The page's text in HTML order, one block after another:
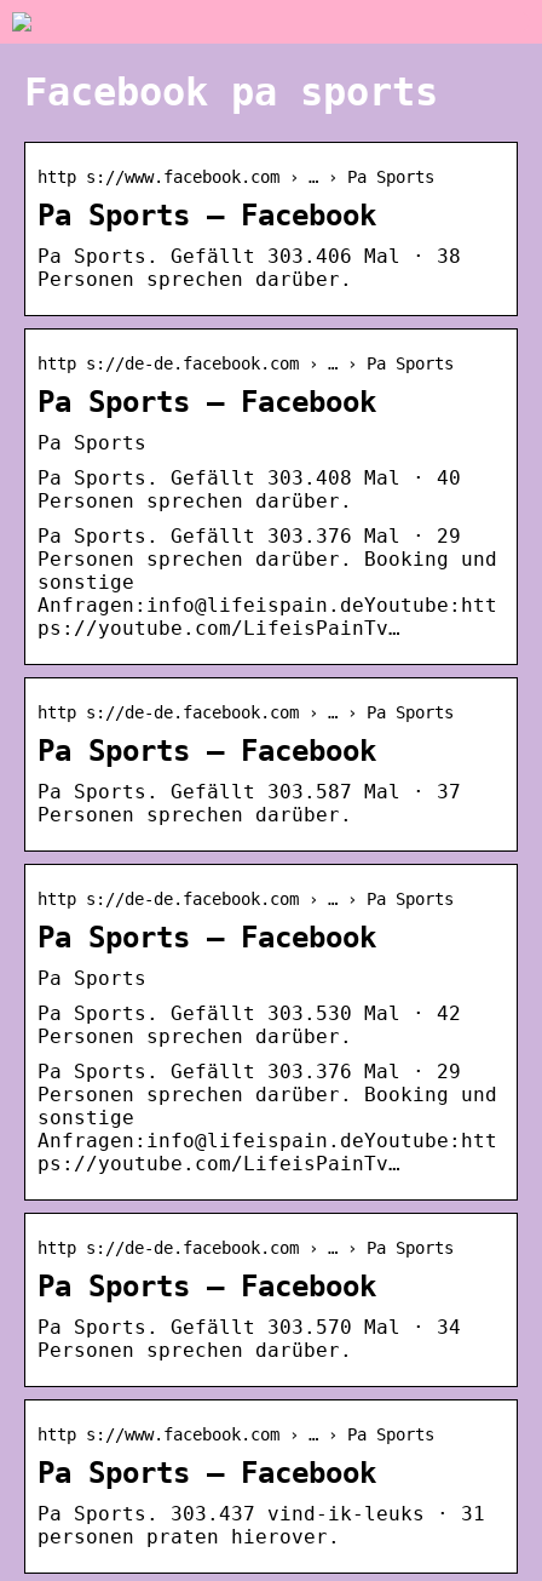
Facebook pa sports
http s://www.facebook.com › … › Pa Sports
Pa Sports – Facebook
Pa Sports. Gefällt 303.406 Mal · 38
Personen sprechen darüber.
http s://de-de.facebook.com › … › Pa Sports
Pa Sports – Facebook
Pa Sports
Pa Sports. Gefällt 303.408 Mal · 40
Personen sprechen darüber.
Pa Sports. Gefällt 303.376 Mal · 29
Personen sprechen darüber. Booking und
sonstige
Anfragen:info@lifeispain.deYoutube:htt
ps://youtube.com/LifeisPainTv…
http s://de-de.facebook.com › … › Pa Sports
Pa Sports – Facebook
Pa Sports. Gefällt 303.587 Mal · 37
Personen sprechen darüber.
http s://de-de.facebook.com › … › Pa Sports
Pa Sports – Facebook
Pa Sports
Pa Sports. Gefällt 303.530 Mal · 42
Personen sprechen darüber.
Pa Sports. Gefällt 303.376 Mal · 29
Personen sprechen darüber. Booking und
sonstige
Anfragen:info@lifeispain.deYoutube:htt
ps://youtube.com/LifeisPainTv…
http s://de-de.facebook.com › … › Pa Sports
Pa Sports – Facebook
Pa Sports. Gefällt 303.570 Mal · 34
Personen sprechen darüber.
http s://www.facebook.com › … › Pa Sports
Pa Sports – Facebook
Pa Sports. 303.437 vind-ik-leuks · 31
personen praten hierover.